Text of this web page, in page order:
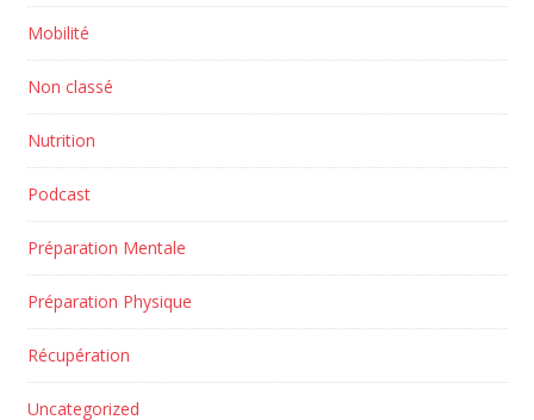
Mobilité
Non classé
Nutrition
Podcast
Préparation Mentale
Préparation Physique
Récupération
Uncategorized